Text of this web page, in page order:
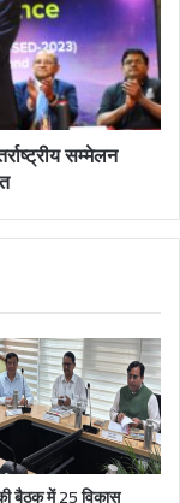
सम्मेलन